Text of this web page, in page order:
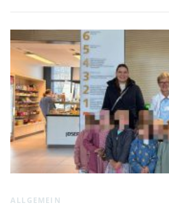
ALLGEMEIN